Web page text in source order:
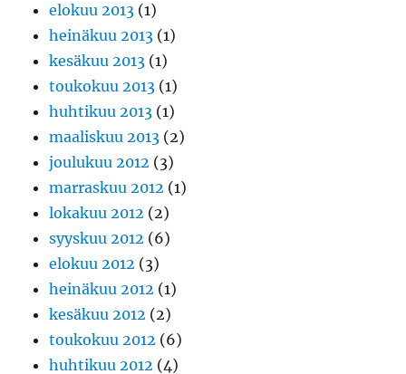
elokuu 2013 (1)
heinäkuu 2013 (1)
kesäkuu 2013 (1)
toukokuu 2013 (1)
huhtikuu 2013 (1)
maaliskuu 2013 (2)
joulukuu 2012 (3)
marraskuu 2012 (1)
lokakuu 2012 (2)
syyskuu 2012 (6)
elokuu 2012 (3)
heinäkuu 2012 (1)
kesäkuu 2012 (2)
toukokuu 2012 (6)
huhtikuu 2012 (4)